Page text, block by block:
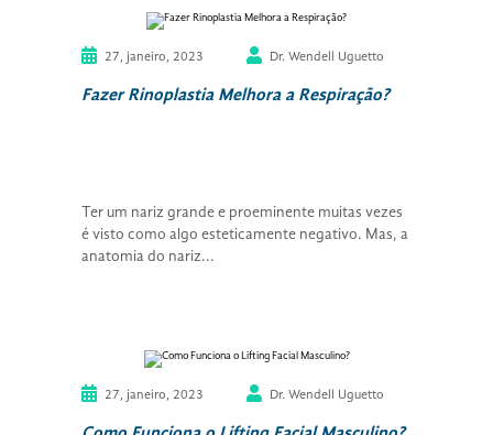
27, janeiro, 2023 Dr. Wendell Uguetto
Fazer Rinoplastia Melhora a Respiração?
Ter um nariz grande e proeminente muitas vezes
é visto como algo esteticamente negativo. Mas, a
anatomia do nariz...
27, janeiro, 2023 Dr. Wendell Uguetto